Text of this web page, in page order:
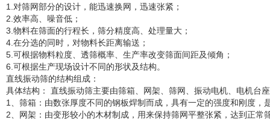
1.对筛网部分的设计，能迅速换网，迅速张紧；
2.效率高、噪音低；
3.物料在筛面的行程长，筛分精度高、处理量大；
4.在分选的同时，对物料长距离输送；
5.可根据物料粒度、透筛概率、生产率改变筛面间距及倾角；
6.可根据生产现场设计不同的形状及结构。
直线振动筛的结构组成：
具体结构： 直线振动筛主要由筛箱、网架、筛网、振动电机、电机台
1、筛箱：由数张厚度不同的钢板焊制而成，具有一定的强度和刚度，
2、网架：由变形较小的木材制成，用来保持筛网平整张紧，达到正常